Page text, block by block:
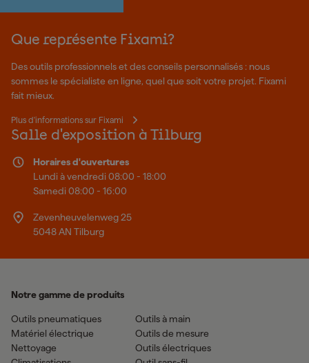
Que représente Fixami?
Des outils professionnels et des conseils personnalisés : nous
sommes le spécialiste en ligne, quel que soit votre projet. Fixami
fait mieux.
Plus d'informations sur Fixami
Salle d'exposition à Tilburg
Horaires d'ouvertures
Lundi à vendredi 08:00 - 18:00
Samedi 08:00 - 16:00
Zevenheuvelenweg 25
5048 AN Tilburg
Notre gamme de produits
Outils pneumatiques
Matériel électrique
Nettoyage
Outils à main
Outils de mesure
Outils électriques